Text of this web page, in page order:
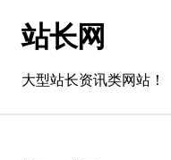
站长网
大型站长资讯类网站！